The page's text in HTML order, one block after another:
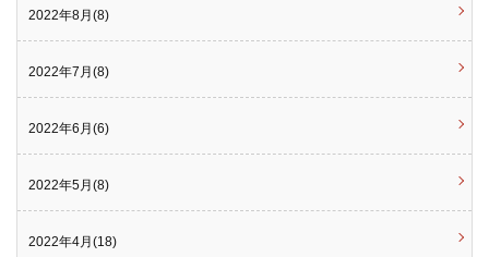
2022年8月(8)
2022年7月(8)
2022年6月(6)
2022年5月(8)
2022年4月(18)